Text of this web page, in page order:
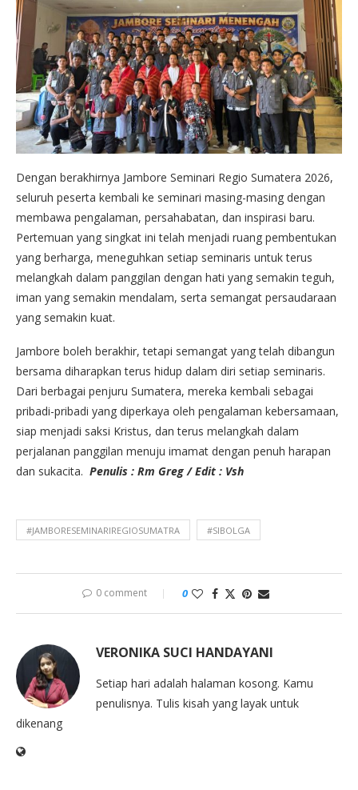
Dengan berakhirnya Jambore Seminari Regio Sumatera 2026,
seluruh peserta kembali ke seminari masing-masing dengan
membawa pengalaman, persahabatan, dan inspirasi baru.
Pertemuan yang singkat ini telah menjadi ruang pembentukan
yang berharga, meneguhkan setiap seminaris untuk terus
melangkah dalam panggilan dengan hati yang semakin teguh,
iman yang semakin mendalam, serta semangat persaudaraan
yang semakin kuat.
Jambore boleh berakhir, tetapi semangat yang telah dibangun
bersama diharapkan terus hidup dalam diri setiap seminaris.
Dari berbagai penjuru Sumatera, mereka kembali sebagai
pribadi-pribadi yang diperkaya oleh pengalaman kebersamaan,
siap menjadi saksi Kristus, dan terus melangkah dalam
perjalanan panggilan menuju imamat dengan penuh harapan
dan sukacita. Penulis : Rm Greg / Edit : Vsh
#JAMBORESEMINARIREGIOSUMATRA #SIBOLGA
0 comment 0
VERONIKA SUCI HANDAYANI
Setiap hari adalah halaman kosong. Kamu
penulisnya. Tulis kisah yang layak untuk
dikenang